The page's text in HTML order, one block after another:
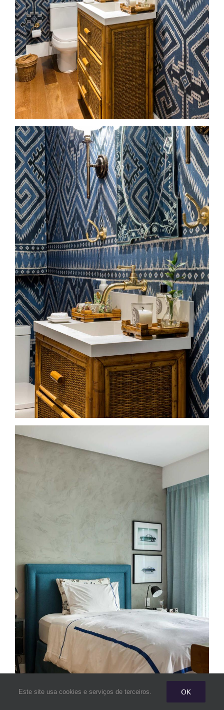
Este site usa cookies e serviços de terceiros. OK